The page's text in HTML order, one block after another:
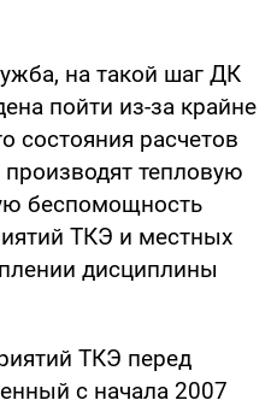
на такой шаг ДК
пойти из-за крайне
состояния расчетов
тепловую
беспомощность
ТКЭ и местных
дисциплины
ТКЭ перед
с начала 2007